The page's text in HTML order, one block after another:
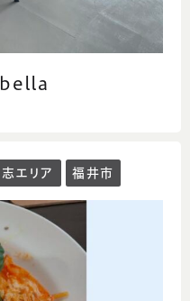
エリア 福井市